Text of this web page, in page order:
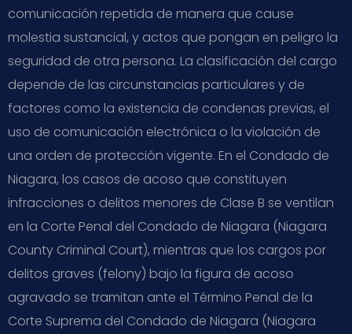
comunicación repetida de manera que cause
molestia sustancial, y actos que pongan en peligro la
seguridad de otra persona. La clasificación del cargo
depende de las circunstancias particulares y de
factores como la existencia de condenas previas, el
uso de comunicación electrónica o la violación de
una orden de protección vigente. En el Condado de
Niagara, los casos de acoso que constituyen
infracciones o delitos menores de Clase B se ventilan
en la Corte Penal del Condado de Niagara (Niagara
County Criminal Court), mientras que los cargos por
delitos graves (felony) bajo la figura de acoso
agravado se tramitan ante el Término Penal de la
Corte Suprema del Condado de Niagara (Niagara